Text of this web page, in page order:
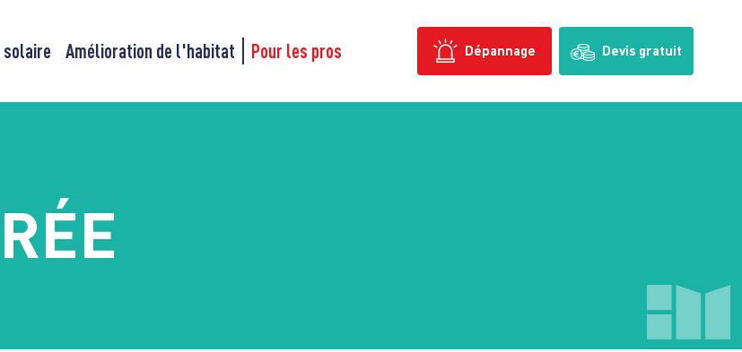
Dépannage Devis gratuit
Amélioration de l'habitat Pour les pros